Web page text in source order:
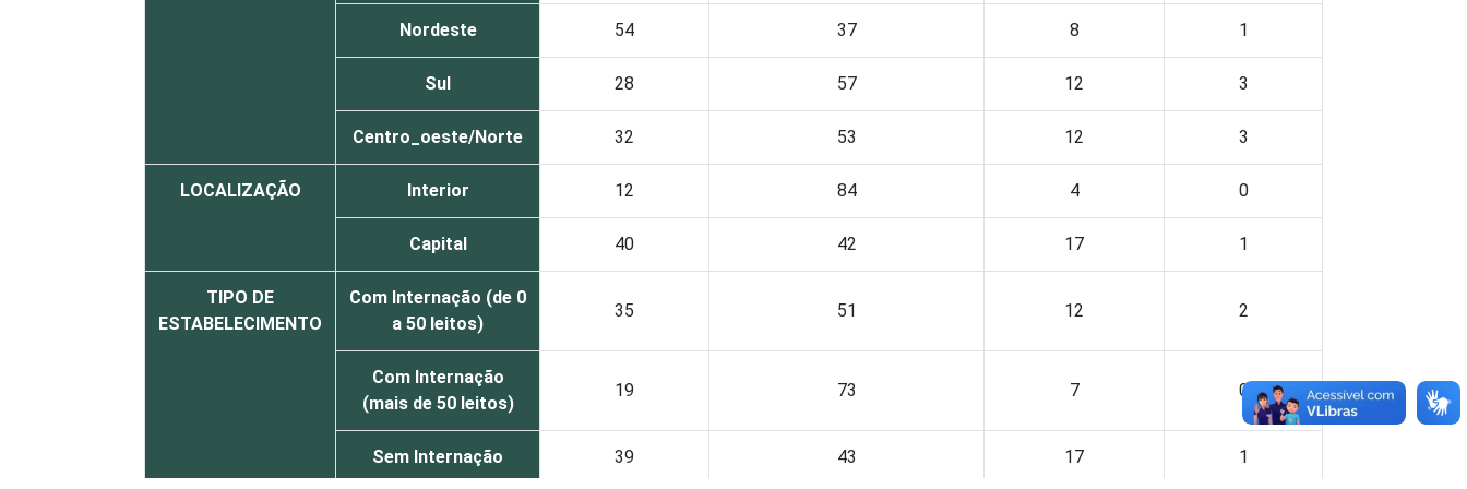
Nordeste 54 37 8 1
Sul 28 57 12 3
Centro_oeste/Norte 32 53 12 3
LOCALIZAÇÃO Interior 12 84 4 0
Capital 40 42 17 1
TIPO DE
ESTABELECIMENTO
Com Internação (de 0
a 50 leitos)
35 51 12 2
Com Internação
(mais de 50 leitos)
19 73 7 0
Sem Internação 39 43 17 1